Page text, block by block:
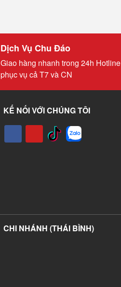
Dịch Vụ Chu Đáo
Giao hàng nhanh trong 24h Hotline
phục vụ cả T7 và CN
KẾ NỐI VỚI CHÚNG TÔI
CHI NHÁNH (THÁI BÌNH)